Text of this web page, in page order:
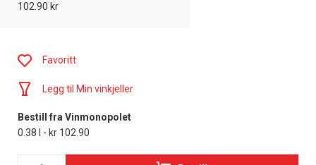
102.90 kr
Favoritt
Legg til Min vinkjeller
Bestill fra Vinmonopolet
0.38 l - kr 102.90